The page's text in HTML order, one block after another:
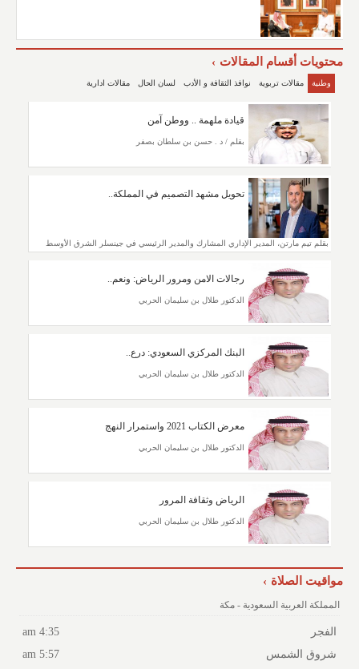
محتويات أقسام المقالات
وطنية مقالات تربوية نوافذ الثقافة و الأدب لسان الحال مقالات ادارية
قيادة ملهمة .. ووطن آمن
بقلم / د . حسن بن سلطان بصفر
تحويل مشهد التصميم في المملكة..
بقلم تيم مارتن، المدير الإداري المشارك والمدير الرئيسي في جينسلر الشرق الأوسط
رجالات الامن ومرور الرياض: ونعم..
الدكتور طلال بن سليمان الحربي
البنك المركزي السعودي: درع..
الدكتور طلال بن سليمان الحربي
معرض الكتاب 2021 واستمرار النهج
الدكتور طلال بن سليمان الحربي
الرياض وثقافة المرور
الدكتور طلال بن سليمان الحربي
مواقيت الصلاة
المملكة العربية السعودية - مكة
الفجر
4:35 am
شروق الشمس
5:57 am